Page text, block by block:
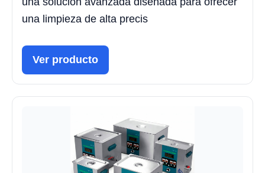
una limpieza de alta precis
Ver producto